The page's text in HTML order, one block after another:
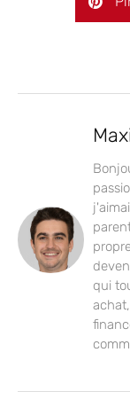
qui